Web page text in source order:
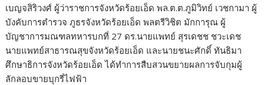
เบญจสิริวงศ์ ผู้ว่าราชการจังหวัดร้อยเอ็ด พล.ต.ต.ภูมิวิทย์ เวชกามา ผู้
บังคับการตำรวจ ภูธรจังหวัดร้อยเอ็ด พลตรีวิชิต มักการุณ ผู้
บัญชาการมณฑลทหารบกที่ 27 ดร.นายแพทย์ สุรเดชช ชวะเดช
นายแพทย์สาธารณสุขจังหวัดร้อยเอ็ด และนายชนะศักดิ์ ทันธิมา
ศึกษาธิการจังหวัดร้อยเอ็ด ได้ทำการสืบสวนขยายผลการจับกุมผู้
ลักลอบขายบุกรี่ไฟฟ้า